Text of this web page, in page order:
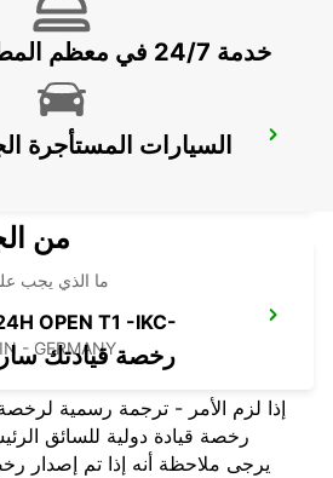
OPEN T1 -IKC-
- GERMANY
خدمة 24/7 في معظم المطارات الرئيسية
السيارات المستأجرة
من
ما الذي يجب
رخصة قيادتك
إذا لزم الأمر - ترجمة رسمية
رخصة قيادة دولية للسائق
يرجى ملاحظة أنه إذا تم إصدار